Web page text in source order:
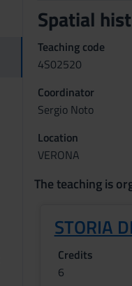
Spatial
Teaching code
4S02520
Coordinator
Sergio Noto
Location
VERONA
The teaching is
STORIA
Credits
6